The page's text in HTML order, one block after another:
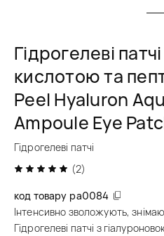
Гідрогелеві
кислотою та
Peel Hyaluron
Ampoule Eye
Гідрогелеві патчі
(2)
код товару pa0084
Інтенсивно зволожують,
Гідрогелеві патчі з